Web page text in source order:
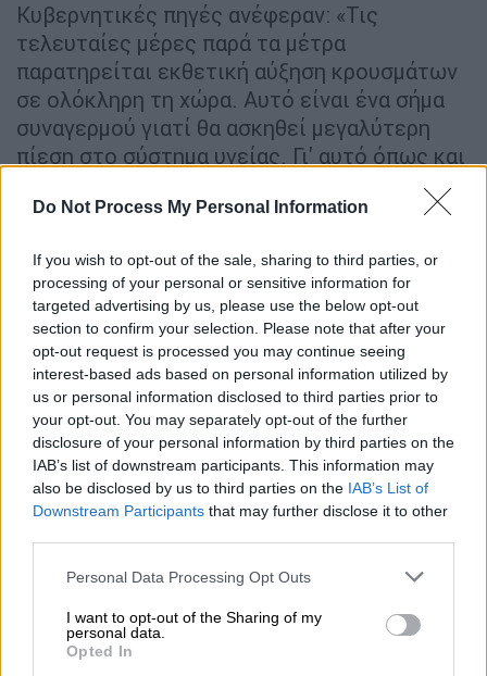
Do Not Process My Personal Information
If you wish to opt-out of the sale, sharing to third parties, or
processing of your personal or sensitive information for
targeted advertising by us, please use the below opt-out
section to confirm your selection. Please note that after your
opt-out request is processed you may continue seeing
interest-based ads based on personal information utilized by
us or personal information disclosed to third parties prior to
your opt-out. You may separately opt-out of the further
disclosure of your personal information by third parties on the
IAB’s list of downstream participants. This information may
also be disclosed by us to third parties on the IAB’s List of
Downstream Participants that may further disclose it to other
Please note that this website/app uses one or more Google
not limited to your visit or usage behaviour. You may click to
grant or deny consent to Google and its third-party tags to
use your data for below specified purposes in below Google
Personal Data Processing Opt Outs
I want to opt-out of the Sharing of my
personal data.
Opted In
Κυβερνητικές πηγές ανέφεραν: «Τις
τελευταίες μέρες παρά τα μέτρα
παρατηρείται εκθετική αύξηση κρουσμάτων
σε ολόκληρη τη χώρα. Αυτό είναι ένα σήμα
συναγερμού γιατί θα ασκηθεί μεγαλύτερη
πίεση στο σύστημα υγείας. Γι' αυτό όπως και
στην προηγούμενη φάση πρέπει να ληφθούν
όποια μέτρα χρειάζονται για να ανακοπεί η
όταν βλέπουμε το πρόβλημα να έρχεται. Η
κατάσταση εκτιμάται καθημερινά. Τα μέτρα
μελετώνται και θα ανακοινωθούν από τον
πρωθυπουργό ύστερα από τις εισηγήσεις
των ειδικών».
Σύμφωνα με τις πληροφορίες
τουethnos.gr,το lockdown που θα
ανακοινώσει ο Κυριάκος Μητσοτάκης θα
έχειάμεση ισχύ, καθώς σύμφωνα με τις ίδιες
πληροφορίες,δεν θέλει η κυβέρνηση να
αφήσει να περάσει το Σαββατοκύριακο,
κάτι που θα συνεπάγεται και την εξάπλωση
κορονοϊού